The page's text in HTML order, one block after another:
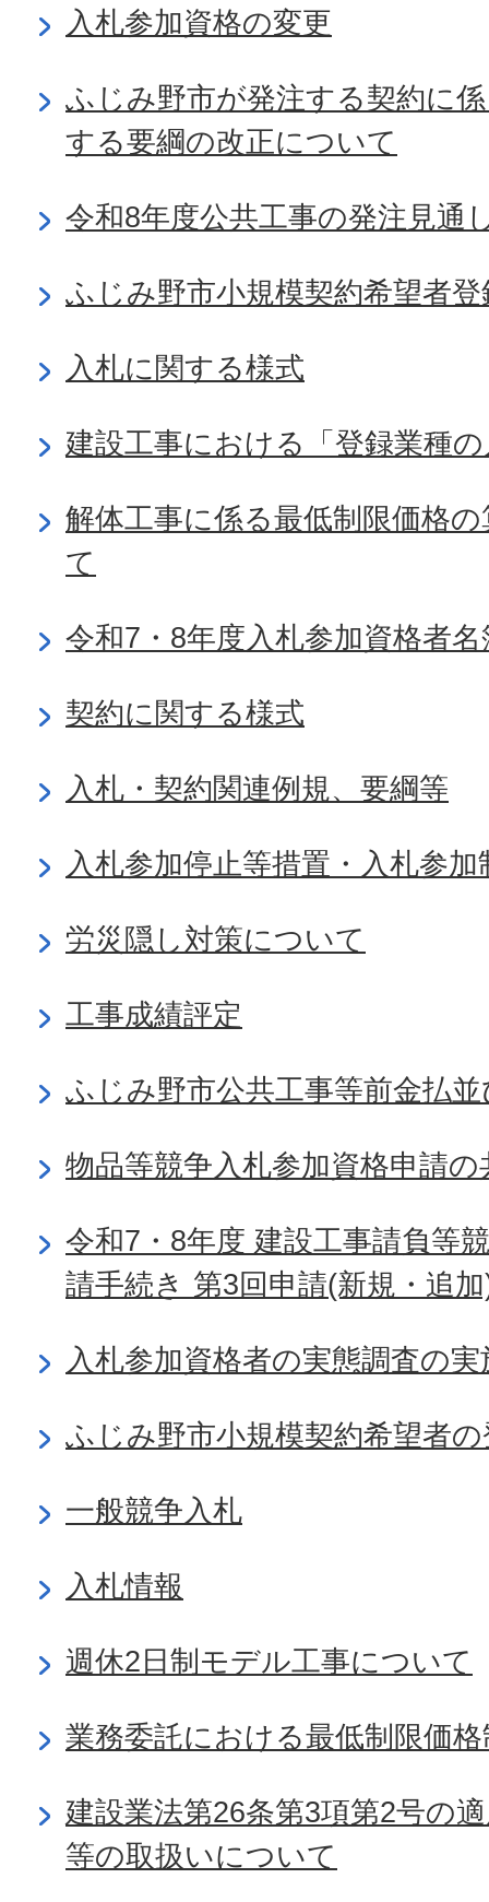
入札参加資格の変更
ふじみ野市が発注する契約に
する要綱の改正について
令和8年度公共工事の発注見通
ふじみ野市小規模契約希望者登
入札に関する様式
建設工事における「登録業種
解体工事に係る最低制限価格
て
令和7・8年度入札参加資格者名
契約に関する様式
入札・契約関連例規、要綱等
入札参加停止等措置・入札参
労災隠し対策について
工事成績評定
ふじみ野市公共工事等前金払
物品等競争入札参加資格申請
令和7・8年度 建設工事請負等
請手続き 第3回申請(新規・追
入札参加資格者の実態調査の実
ふじみ野市小規模契約希望者
一般競争入札
入札情報
週休2日制モデル工事について
業務委託における最低制限価
建設業法第26条第3項第2号の
等の取扱いについて